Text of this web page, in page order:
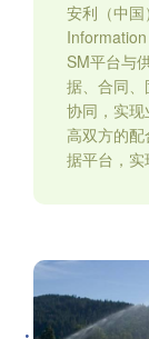
安利（中
SM平台与
据、合同
协同，实
高双方的
据平台，实